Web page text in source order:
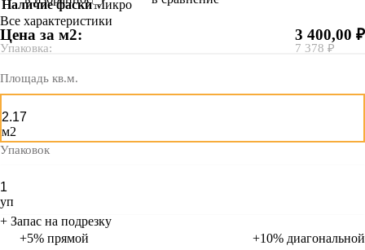
Наличие фаскиМикро
Все характеристики
Цена за м2:
Упаковка:
3 400,00 ₽
7 378 ₽
Площадь кв.м.
м2
Упаковок
уп
+ Запас на подрезку
+5% прямой
+10% диагональной